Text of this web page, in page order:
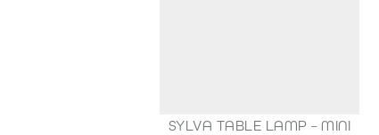
SYLVA TABLE LAMP – MINI